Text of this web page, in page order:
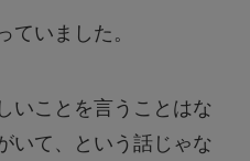
ていました。
いことを言うことはな
いて、という話じゃな